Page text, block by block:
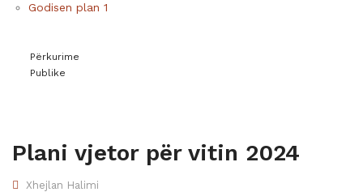
Godisen plan 1
Përkurime
Publike
Plani vjetor për vitin 2024
Xhejlan Halimi